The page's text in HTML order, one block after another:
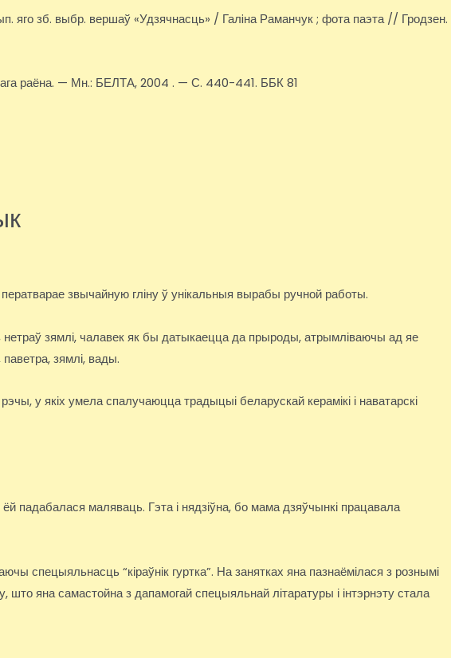
яго зб. выбр. вершаў «Удзячнасць» / Галiна Раманчук ; фота паэта // Гродзен.
раёна. — Мн.: БЕЛТА, 2004 . — С. 440-441. ББК 81
звычайную гліну ў унікальныя вырабы ручной работы.
зямлі, чалавек як бы датыкаецца да прыроды, атрымліваючы ад яе
зямлі, вады.
у якіх умела спалучаюцца традыцыі беларускай керамікі і наватарскі
падабалася маляваць. Гэта і нядзіўна, бо мама дзяўчынкі працавала
спецыяльнасць “кіраўнік гуртка”. На занятках яна пазнаёмілася з рознымі
яна самастойна з дапамогай спецыяльнай літаратуры і інтэрнэту стала